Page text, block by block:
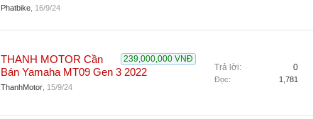
Phatbike 16/9/24
239,000,000 VNĐ
THANH MOTOR Cần
Bán Yamaha MT09 Gen 3 2022
ThanhMotor 15/9/24
Trả lời: 0
Đọc: 1,781